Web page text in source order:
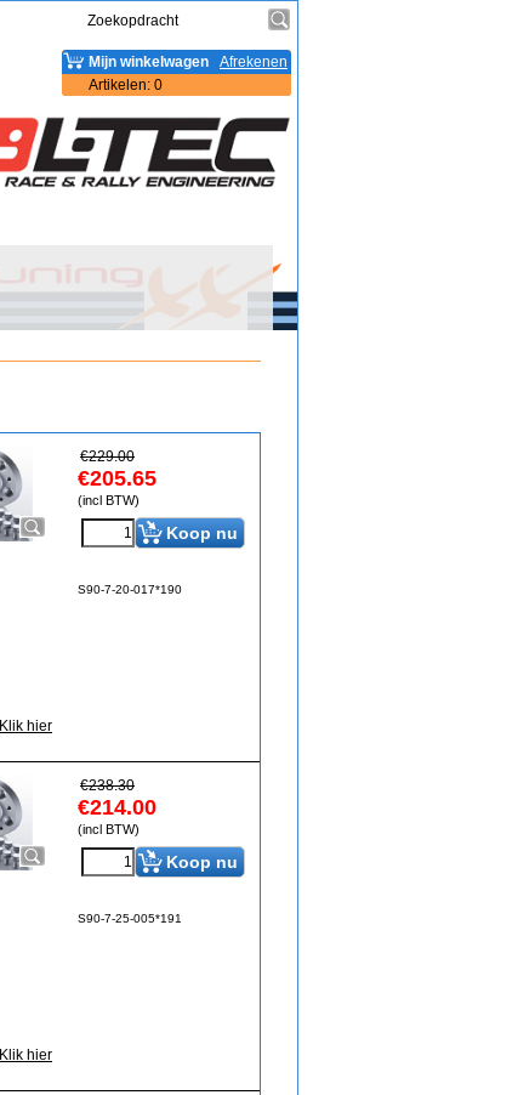
Afrekenen
Mijn winkelwagen
Artikelen: 0
€229.00
€205.65
(incl BTW)
Koop nu
S90-7-20-017*190
Klik hier
€238.30
€214.00
(incl BTW)
Koop nu
S90-7-25-005*191
Klik hier